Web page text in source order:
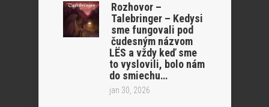
Rozhovor –
Talebringer – Kedysi
sme fungovali pod
čudesným názvom
LËS a vždy keď sme
to vyslovili, bolo nám
do smiechu…
jan 30, 2026